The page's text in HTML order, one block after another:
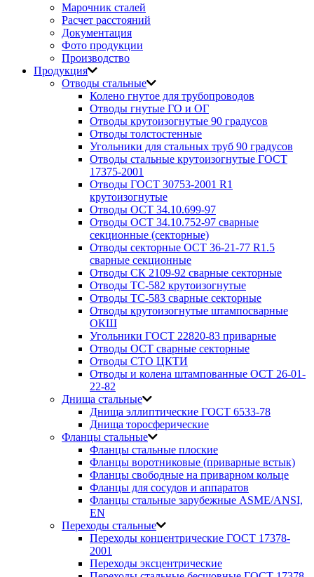
Марочник сталей
Расчет расстояний
Документация
Фото продукции
Производство
Продукция
Отводы стальные
Колено гнутое для трубопроводов
Отводы гнутые ГО и ОГ
Отводы крутоизогнутые 90 градусов
Отводы толстостенные
Угольники для стальных труб 90 градусов
Отводы стальные крутоизогнутые ГОСТ
17375-2001
Отводы ГОСТ 30753-2001 R1
крутоизогнутые
Отводы ОСТ 34.10.699-97
Отводы ОСТ 34.10.752-97 сварные
секционные (секторные)
Отводы секторные ОСТ 36-21-77 R1.5
сварные секционные
Отводы СК 2109-92 сварные секторные
Отводы ТС-582 крутоизогнутые
Отводы ТС-583 сварные секторные
Отводы крутоизогнутые штампосварные
ОКШ
Угольники ГОСТ 22820-83 приварные
Отводы ОСТ сварные секторные
Отводы СТО ЦКТИ
Отводы и колена штампованные ОСТ 26-01-
22-82
Днища стальные
Днища эллиптические ГОСТ 6533-78
Днища торосферические
Фланцы стальные
Фланцы стальные плоские
Фланцы воротниковые (приварные встык)
Фланцы свободные на приварном кольце
Фланцы для сосудов и аппаратов
Фланцы стальные зарубежные ASME/ANSI,
EN
Переходы стальные
Переходы концентрические ГОСТ 17378-
2001
Переходы эксцентрические